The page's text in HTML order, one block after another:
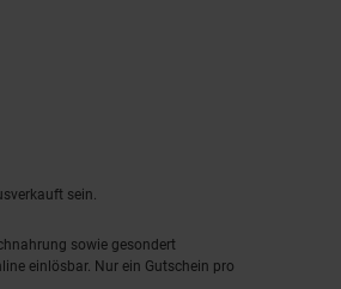
sein.
sowie gesondert
einlösbar. Nur ein Gutschein pro